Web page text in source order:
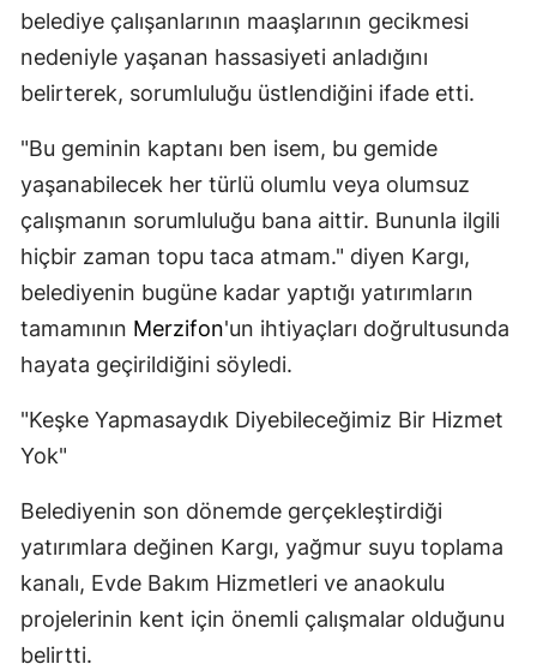
belediye çalışanlarının maaşlarının gecikmesi
nedeniyle yaşanan hassasiyeti anladığını
belirterek, sorumluluğu üstlendiğini ifade etti.
"Bu geminin kaptanı ben isem, bu gemide
yaşanabilecek her türlü olumlu veya olumsuz
çalışmanın sorumluluğu bana aittir. Bununla ilgili
hiçbir zaman topu taca atmam." diyen Kargı,
belediyenin bugüne kadar yaptığı yatırımların
tamamının Merzifon'un ihtiyaçları doğrultusunda
hayata geçirildiğini söyledi.
"Keşke Yapmasaydık Diyebileceğimiz Bir Hizmet
Yok"
Belediyenin son dönemde gerçekleştirdiği
yatırımlara değinen Kargı, yağmur suyu toplama
kanalı, Evde Bakım Hizmetleri ve anaokulu
projelerinin kent için önemli çalışmalar olduğunu
belirtti.